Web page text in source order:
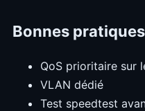
Bonnes
QoS prioritaire sur
VLAN dédié
Test speedtest